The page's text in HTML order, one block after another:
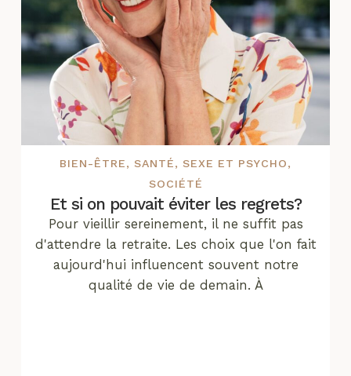
BIEN-ÊTRE, SANTÉ, SEXE ET PSYCHO,
SOCIÉTÉ
Et si on pouvait éviter les regrets?
Pour vieillir sereinement, il ne suffit pas
d'attendre la retraite. Les choix que l'on fait
aujourd'hui influencent souvent notre
qualité de vie de demain. À